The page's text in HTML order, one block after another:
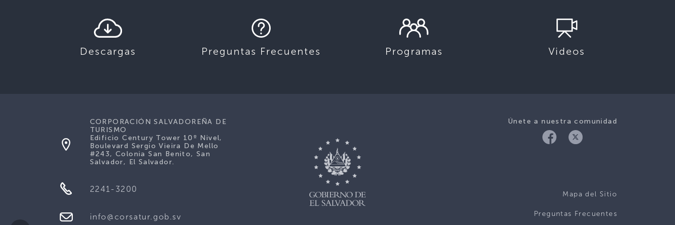
Descargas Preguntas Frecuentes Programas Videos
Únete a nuestra comunidad
Mapa del Sitio
Preguntas Frecuentes
CORPORACIÓN SALVADOREÑA DE
TURISMO
Edificio Century Tower 10º Nivel,
Boulevard Sergio Vieira De Mello
#243, Colonia San Benito, San
Salvador, El Salvador.
2241-3200
info@corsatur.gob.sv